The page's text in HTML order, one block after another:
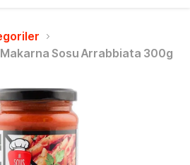
Sosu Arrabbiata 300g